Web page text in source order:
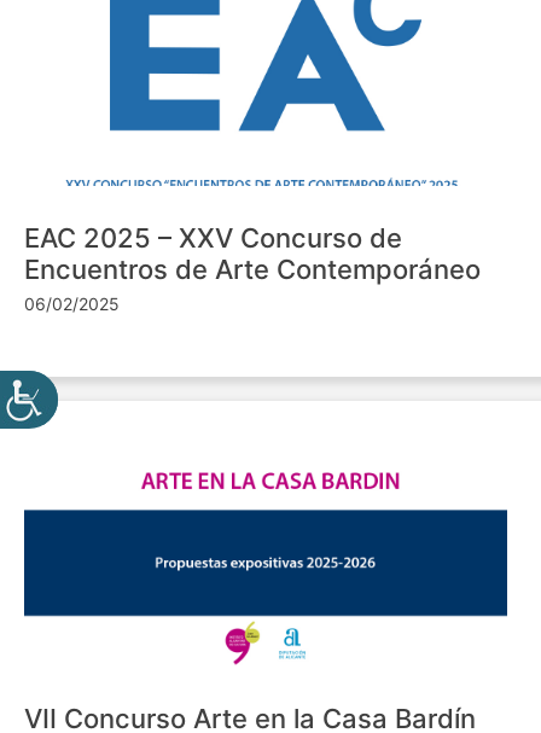
EAC 2025 – XXV Concurso de
Encuentros de Arte Contemporáneo
06/02/2025
VII Concurso Arte en la Casa Bardín